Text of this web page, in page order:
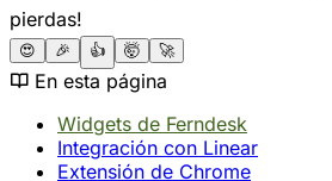
pierdas!
😍 🎉 👍 🤯 🚀
En esta página
Widgets de Ferndesk
Integración con Linear
Extensión de Chrome